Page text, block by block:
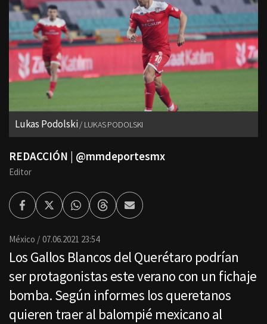
Lukas Podolski LUKAS PODOLSKI
REDACCIÓN | @mmdeportesmx
Editor
FacebookTwitterWhatsappThreadsEnviar
por
México 07.06.2021 23:54
Los Gallos Blancos del Querétaro podrían
ser protagonistas este verano con un fichaje
bomba. Según informes los queretanos
quieren traer al balompié mexicano al